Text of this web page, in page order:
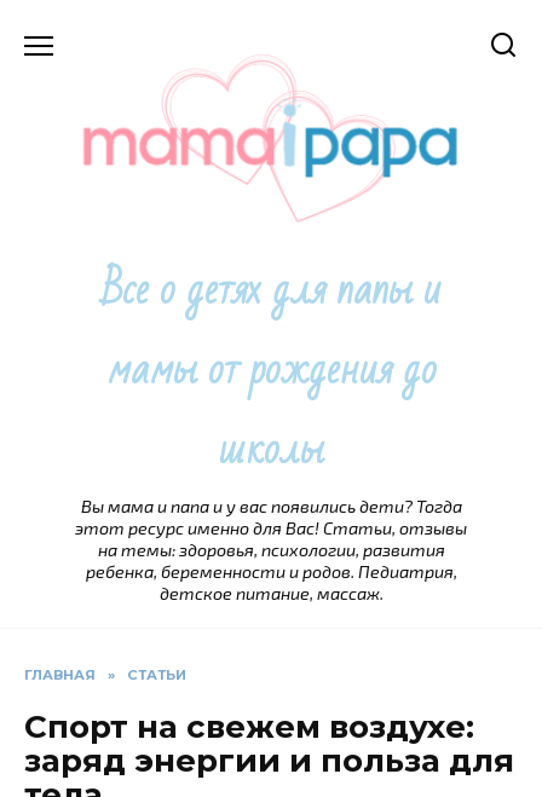
Все о детях для папы и
мамы от рождения до
школы
Вы мама и папа и у вас появились дети? Тогда
этот ресурс именно для Вас! Статьи, отзывы
на темы: здоровья, психологии, развития
ребенка, беременности и родов. Педиатрия,
детское питание, массаж.
ГЛАВНАЯ » СТАТЬИ
Спорт на свежем воздухе:
заряд энергии и польза для